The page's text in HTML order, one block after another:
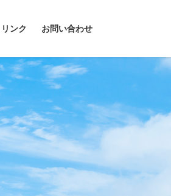
リンク お問い合わせ